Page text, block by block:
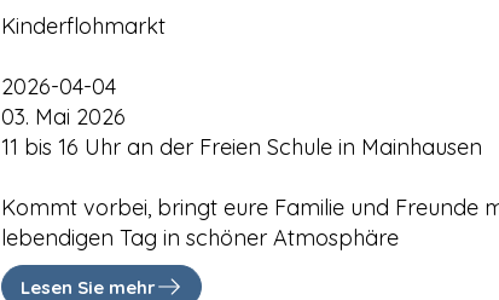
Kinderflohmarkt
2026-04-04
03. Mai 2026
11 bis 16 Uhr an der Freien Schule in Mainhausen
Kommt vorbei, bringt eure Familie und Freunde
lebendigen Tag in schöner Atmosphäre
Lesen Sie mehr